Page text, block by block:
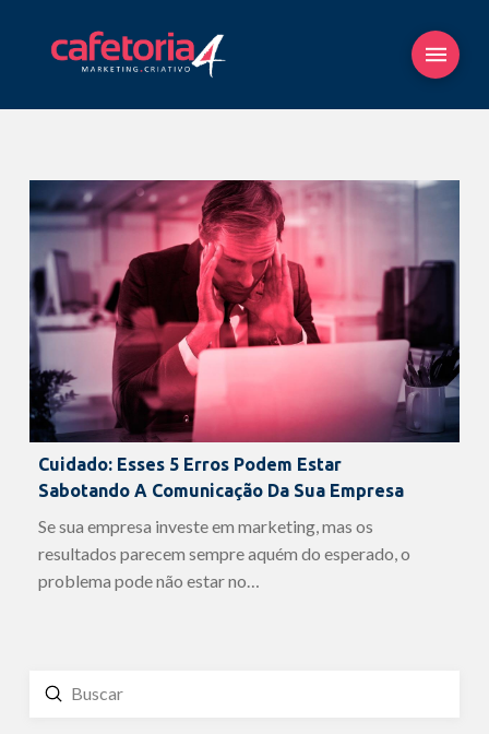
Cuidado: Esses 5 Erros Podem Estar
Sabotando A Comunicação Da Sua Empresa
Se sua empresa investe em marketing, mas os
resultados parecem sempre aquém do esperado, o
problema pode não estar no…
Buscar
Enviar